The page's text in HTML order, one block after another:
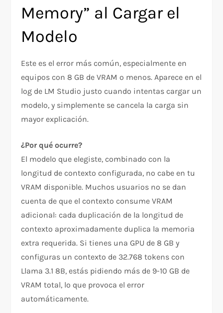
Memory” al Cargar el
Modelo
Este es el error más común, especialmente en
equipos con 8 GB de VRAM o menos. Aparece en el
log de LM Studio justo cuando intentas cargar un
modelo, y simplemente se cancela la carga sin
mayor explicación.
¿Por qué ocurre?
El modelo que elegiste, combinado con la
longitud de contexto configurada, no cabe en tu
VRAM disponible. Muchos usuarios no se dan
cuenta de que el contexto consume VRAM
adicional: cada duplicación de la longitud de
contexto aproximadamente duplica la memoria
extra requerida. Si tienes una GPU de 8 GB y
configuras un contexto de 32.768 tokens con
Llama 3.1 8B, estás pidiendo más de 9-10 GB de
VRAM total, lo que provoca el error
automáticamente.